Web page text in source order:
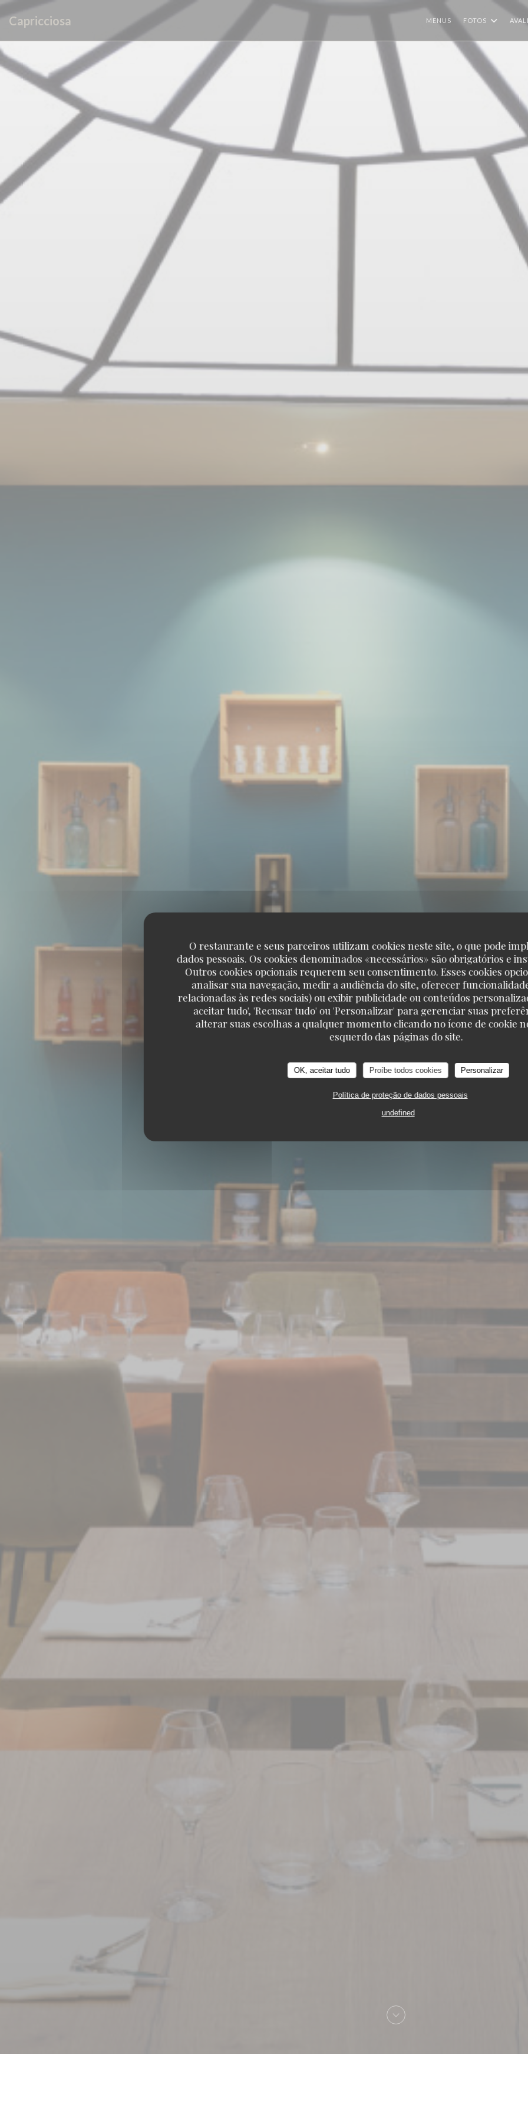
Painel de Gerenciamento de Cookies
O restaurante e seus parceiros utilizam cookies neste site, o que pode
dados pessoais. Os cookies denominados «necessários» são obrigatórios e
Outros cookies opcionais requerem seu consentimento. Esses cookies
analisar sua navegação, medir a audiência do site, oferecer
relacionadas às redes sociais) ou exibir publicidade ou conteúdos
aceitar tudo', 'Recusar tudo' ou 'Personalizar' para gerenciar suas
alterar suas escolhas a qualquer momento clicando no ícone de cookie
esquerdo das páginas do site.
OK, aceitar tudo Proíbe todos cookies Personalizar
Política de proteção de dados pessoais
undefined
Capricciosa MENUS FOTOS
Capricciosa
1, PLACE DU PONT AUX CHATS 67000
Capricciosa